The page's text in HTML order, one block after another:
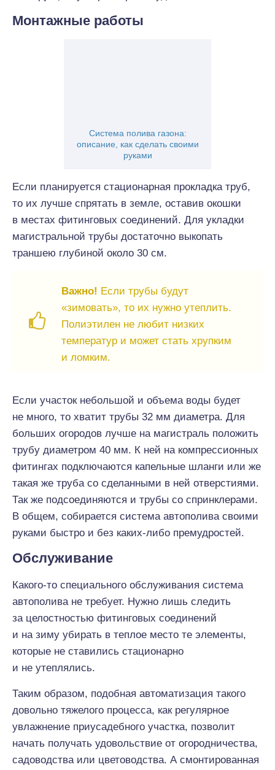
Монтажные работы
Система полива газона:
описание, как сделать своими
руками
Если планируется стационарная прокладка труб,
то их лучше спрятать в земле, оставив окошки
в местах фитинговых соединений. Для укладки
магистральной трубы достаточно выкопать
траншею глубиной около 30 см.
Важно! Если трубы будут
«зимовать», то их нужно утеплить.
Полиэтилен не любит низких
температур и может стать хрупким
и ломким.
Если участок небольшой и объема воды будет
не много, то хватит трубы 32 мм диаметра. Для
больших огородов лучше на магистраль положить
трубу диаметром 40 мм. К ней на компрессионных
фитингах подключаются капельные шланги или же
такая же труба со сделанными в ней отверстиями.
Так же подсоединяются и трубы со спринклерами.
В общем, собирается система автополива своими
руками быстро и без каких-либо премудростей.
Обслуживание
Какого-то специального обслуживания система
автополива не требует. Нужно лишь следить
за целостностью фитинговых соединений
и на зиму убирать в теплое место те элементы,
которые не ставились стационарно
и не утеплялись.
Таким образом, подобная автоматизация такого
довольно тяжелого процесса, как регулярное
увлажнение приусадебного участка, позволит
начать получать удовольствие от огородничества,
садоводства или цветоводства. А смонтированная